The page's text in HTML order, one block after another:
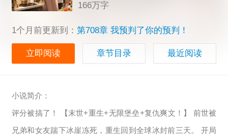
166万字
1个月前更新到： 第708章 我预判了你的预判！
立即阅读 章节目录 最近阅读
小说简介：
评分被搞了！ 【末世+重生+无限堡垒+复仇爽文！】 前世被
兄弟和女友踹下冰崖冻死，重生回到全球冰封前三天。 开局